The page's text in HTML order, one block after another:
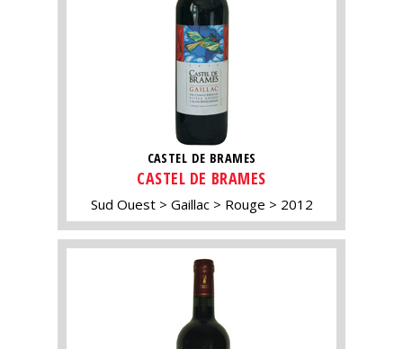
CASTEL DE BRAMES
CASTEL DE BRAMES
Sud Ouest Gaillac Rouge 2012